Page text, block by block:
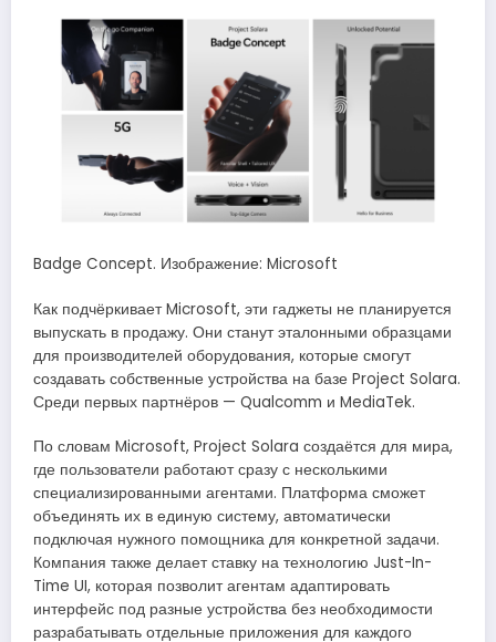
Badge Concept. Изображение: Microsoft
Как подчёркивает Microsoft, эти гаджеты не планируется
выпускать в продажу. Они станут эталонными образцами
для производителей оборудования, которые смогут
создавать собственные устройства на базе Project Solara.
Среди первых партнёров — Qualcomm и MediaTek.
По словам Microsoft, Project Solara создаётся для мира,
где пользователи работают сразу с несколькими
специализированными агентами. Платформа сможет
объединять их в единую систему, автоматически
подключая нужного помощника для конкретной задачи.
Компания также делает ставку на технологию Just-In-
Time UI, которая позволит агентам адаптировать
интерфейс под разные устройства без необходимости
разрабатывать отдельные приложения для каждого